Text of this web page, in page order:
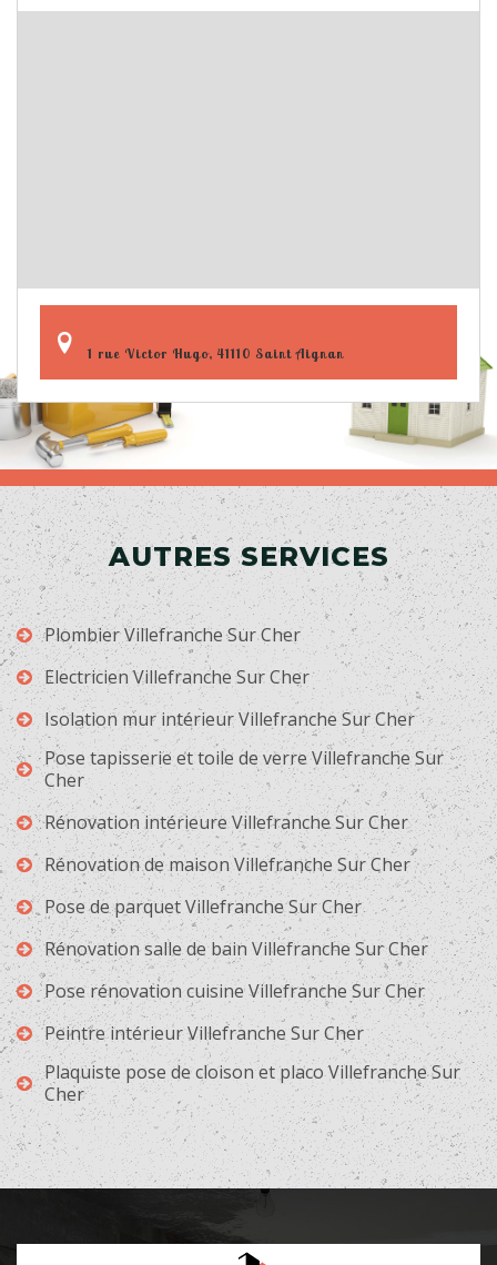
1 rue Victor Hugo, 41110 Saint Aignan
AUTRES SERVICES
Plombier Villefranche Sur Cher
Electricien Villefranche Sur Cher
Isolation mur intérieur Villefranche Sur Cher
Pose tapisserie et toile de verre Villefranche Sur
Cher
Rénovation intérieure Villefranche Sur Cher
Rénovation de maison Villefranche Sur Cher
Pose de parquet Villefranche Sur Cher
Rénovation salle de bain Villefranche Sur Cher
Pose rénovation cuisine Villefranche Sur Cher
Peintre intérieur Villefranche Sur Cher
Plaquiste pose de cloison et placo Villefranche Sur
Cher